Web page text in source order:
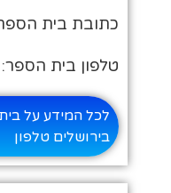
כתובת בית הספר:
טלפון בית הספר: 02-5388752
לכל המידע על בית
בירושלים טלפון